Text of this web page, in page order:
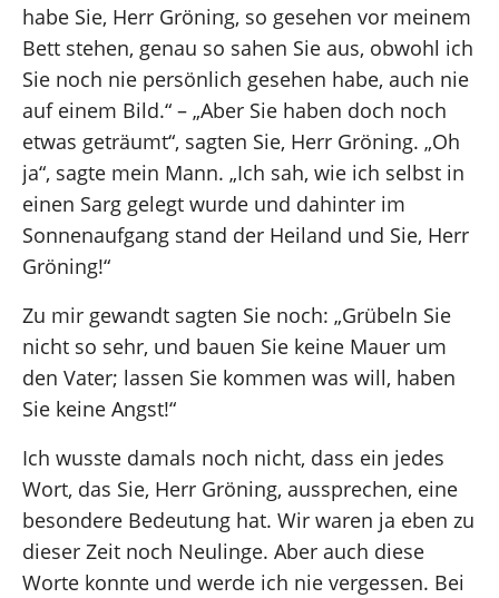
habe Sie, Herr Gröning, so gesehen vor meinem
Bett stehen, genau so sahen Sie aus, obwohl ich
Sie noch nie persönlich gesehen habe, auch nie
auf einem Bild.“ – „Aber Sie haben doch noch
etwas geträumt“, sagten Sie, Herr Gröning. „Oh
ja“, sagte mein Mann. „Ich sah, wie ich selbst in
einen Sarg gelegt wurde und dahinter im
Sonnenaufgang stand der Heiland und Sie, Herr
Gröning!“
Zu mir gewandt sagten Sie noch: „Grübeln Sie
nicht so sehr, und bauen Sie keine Mauer um
den Vater; lassen Sie kommen was will, haben
Sie keine Angst!“
Ich wusste damals noch nicht, dass ein jedes
Wort, das Sie, Herr Gröning, aussprechen, eine
besondere Bedeutung hat. Wir waren ja eben zu
dieser Zeit noch Neulinge. Aber auch diese
Worte konnte und werde ich nie vergessen. Bei